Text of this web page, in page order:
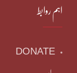
اہم روابط
DONATE